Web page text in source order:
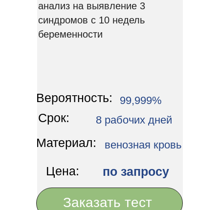
Вероятность:
Цена: по запросу
Срок:
Материал:
99,999%
анализ на выявление 3
синдромов с 10 недель
беременности
Заказать тест
8 рабочих дней
венозная кровь